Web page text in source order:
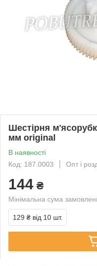
Шестірня
мм original
В наявності
Код: 187.0003
Опт і
144 ₴
Мінімальна сума
129 ₴ від 10 шт.